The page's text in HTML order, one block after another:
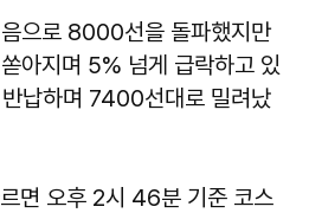
으로 8000선을 돌파했지만
아지며 5% 넘게 급락하고 있
납하며 7400선대로 밀려났
면 오후 2시 46분 기준 코스